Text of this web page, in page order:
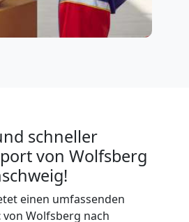
schneller
von Wolfsberg
einen umfassenden
von Wolfsberg nach